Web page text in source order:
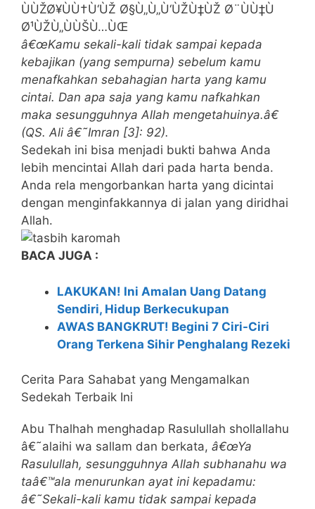
ÙÙŽØ¥ÙÙ†Ù‘ÙŽ Ø§Ù„Ù„Ù‘ÙŽÙ‡ÙŽ Ø¨ÙÙ‡Ù
Ø¹ÙŽÙ„ÙÙŠÙ…ÙŒ
â€œKamu sekali-kali tidak sampai kepada
kebajikan (yang sempurna) sebelum kamu
menafkahkan sebahagian harta yang kamu
cintai. Dan apa saja yang kamu nafkahkan
maka sesungguhnya Allah mengetahuinya.â€
(QS. Ali â€˜Imran [3]: 92).
Sedekah ini bisa menjadi bukti bahwa Anda
lebih mencintai Allah dari pada harta benda.
Anda rela mengorbankan harta yang dicintai
dengan menginfakkannya di jalan yang diridhai
Allah.
BACA JUGA :
LAKUKAN! Ini Amalan Uang Datang
Sendiri, Hidup Berkecukupan
AWAS BANGKRUT! Begini 7 Ciri-Ciri
Orang Terkena Sihir Penghalang Rezeki
Cerita Para Sahabat yang Mengamalkan
Sedekah Terbaik Ini
Abu Thalhah menghadap Rasulullah shollallahu
â€˜alaihi wa sallam dan berkata, â€œYa
Rasulullah, sesungguhnya Allah subhanahu wa
taâ€™ala menurunkan ayat ini kepadamu:
â€˜Sekali-kali kamu tidak sampai kepada